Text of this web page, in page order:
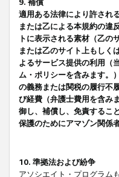
9. 補償
適用ある法律により許され
または乙による本規約の違
トに表示される素材（乙の
または乙のサイト上もしく
よるサービス提供の利用（
ム・ポリシーを含みます。
の義務または関税の履行不
び経費（弁護士費用を含み
御し、補償し、免責するこ
保護のためにアマゾン関係
10. 準拠法および紛争
アソシエイト・プログラム